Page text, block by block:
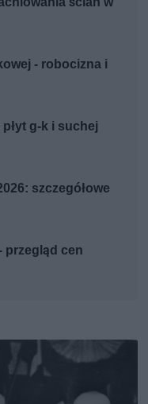
- robocizna i
g-k i suchej
szczegółowe
przegląd cen